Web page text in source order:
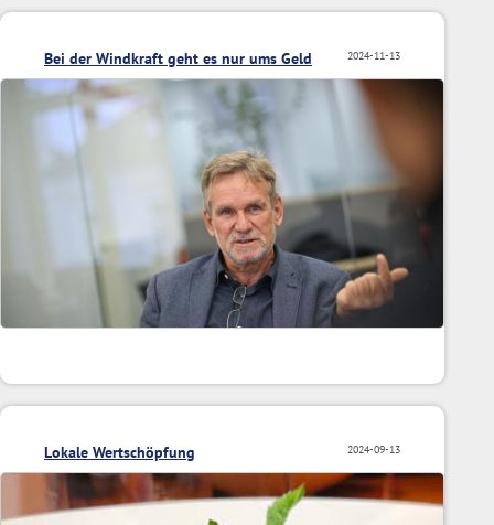
2024-11-13
Bei der Windkraft geht es nur ums Geld
2024-09-13
Lokale Wertschöpfung